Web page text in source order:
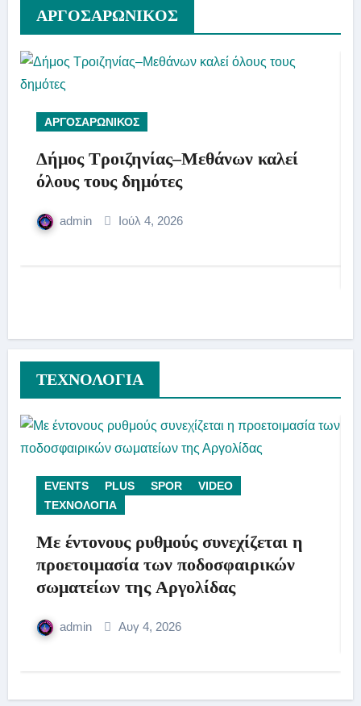
AΡΓΟΣΑΡΩΝΙΚΟΣ
ΑΡΓΟΣΑΡΩΝΙΚΟΣ
Δήμος Τροιζηνίας–Μεθάνων καλεί
όλους τους δημότες
admin Ιούλ 4, 2026
ΤΕΧΝΟΛΟΓΙΑ
EVENTS PLUS SPOR
VIDEO
ΤΕΧΝΟΛΟΓΙΑ
Με έντονους ρυθμούς συνεχίζεται η
προετοιμασία των ποδοσφαιρικών
σωματείων της Αργολίδας
admin Αυγ 4, 2026